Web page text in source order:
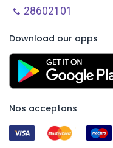
28602101
Download our apps
Nos acceptons